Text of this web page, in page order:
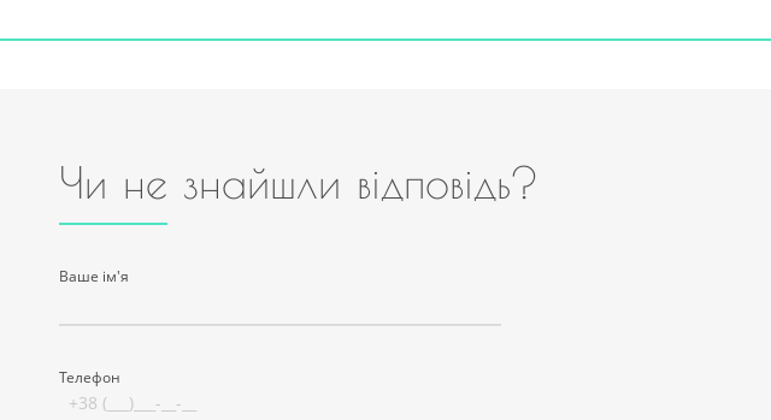
Чи не знайшли відповідь?
Ваше ім'я
Телефон